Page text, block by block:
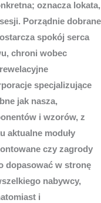
oznacza lokata,
Porządnie dobrane
spokój serca
chroni wobec
specjalizujące
jak nasza,
i wzorów, z
aktualne moduły
czy zagrody
dopasować w stronę
nabywcy,
i